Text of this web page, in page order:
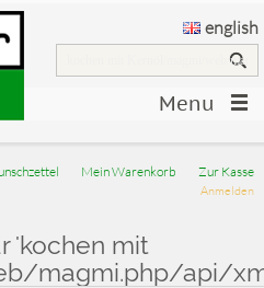
english
Menu
Mein Warenkorb Zur Kasse
Anmelden
'kochen mit
magmi.php/api/